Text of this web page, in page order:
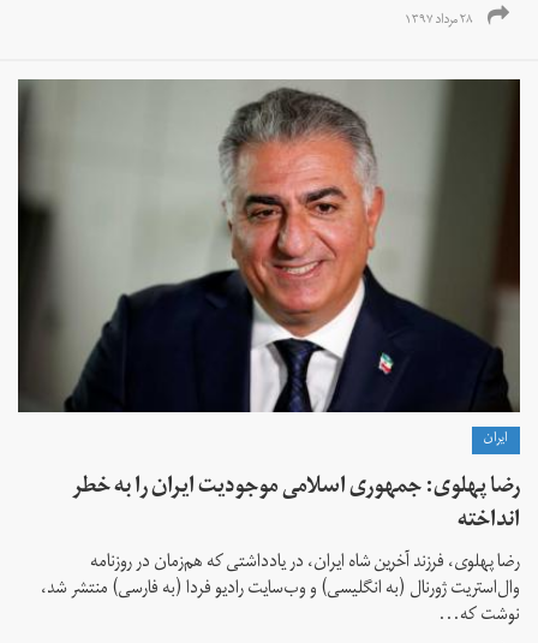
۲۸ مرداد ۱۳۹۷
ايران
رضا پهلوی: جمهوری اسلامی موجودیت ایران را به خطر
انداخته
رضا پهلوی، فرزند آخرین شاه ایران، در یادداشتی که هم‌زمان در روزنامه
وال‌استریت ژورنال (به انگلیسی) و وب‌سایت رادیو فردا (به فارسی) منتشر شد،
نوشت که...